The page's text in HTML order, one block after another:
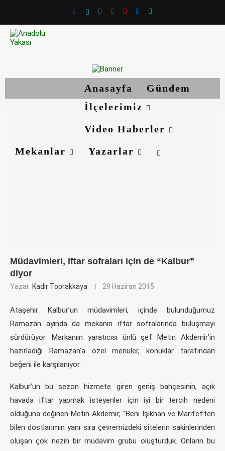
Anasayfa
Gündem
İlçelerimiz
Video Haberler
Mekanlar
Yazarlar
Müdavimleri, iftar sofraları için de “Kalbur”
diyor
Yazar: Kadir Toprakkaya 29 Haziran 2015
Ataşehir Kalbur’un müdavimleri, içinde bulunduğumuz
Ramazan ayında da mekanın iftar sofralarında buluşmayı
sürdürüyor. Markanıın yaratıcısı ünlü şef Metin Akdemir’in
hazırladığı Ramazan’a özel menüler, konuklar tarafından
beğeni ile karşılanıyor.
Kalbur’un bu sezon hizmete giren geniş bahçesinin, açık
havada iftar yapmak isteyenler için iyi bir tercih nedeni
olduğuna değinen Metin Akdemir; “Beni Işıkhan ve Marifet’ten
bilen dostlarımın yanı sıra çevremizdeki sitelerin sakinlerinden
oluşan çok nezih bir müdavim grubu oluşturduk. Onların bu